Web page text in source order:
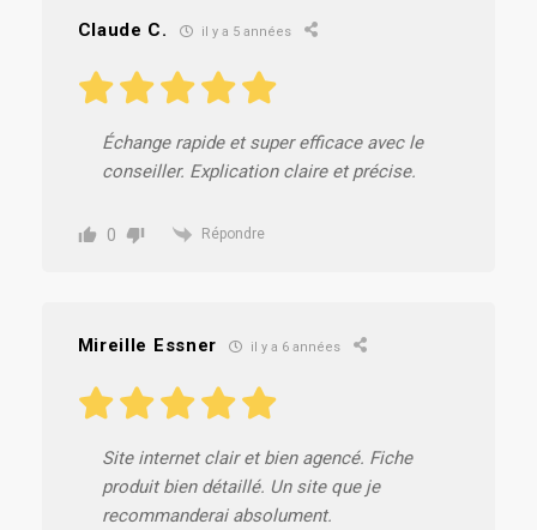
Claude C. il y a 5 années
Échange rapide et super efficace avec le
conseiller. Explication claire et précise.
0 Répondre
Mireille Essner il y a 6 années
Site internet clair et bien agencé. Fiche
produit bien détaillé. Un site que je
recommanderai absolument.